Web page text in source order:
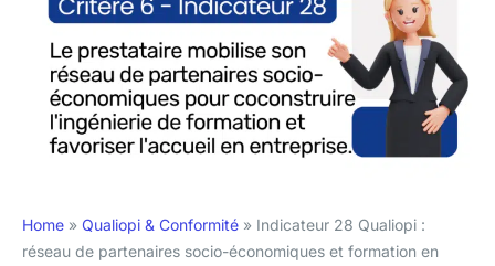
Home » Qualiopi & Conformité » Indicateur 28 Qualiopi :
réseau de partenaires socio-économiques et formation en